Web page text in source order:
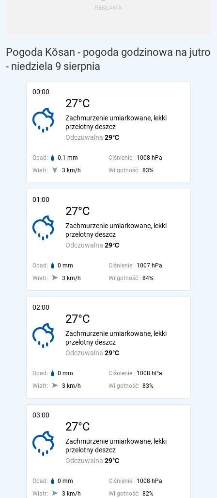
Pogoda Kŏsan - pogoda godzinowa na jutro
- niedziela 9 sierpnia
00:00
27°C
Odczuwalna 29°C
Zachmurzenie umiarkowane, lekki
przelotny deszcz
Opad: 0.1 mm Ciśnienie: 1008 hPa
Wiatr:
3 km/h Wilgotność: 83%
01:00
27°C
Odczuwalna 29°C
Zachmurzenie umiarkowane, lekki
przelotny deszcz
Opad: 0 mm Ciśnienie: 1007 hPa
Wiatr:
3 km/h Wilgotność: 84%
02:00
27°C
Odczuwalna 29°C
Zachmurzenie umiarkowane, lekki
przelotny deszcz
Opad: 0 mm Ciśnienie: 1008 hPa
Wiatr:
3 km/h Wilgotność: 83%
03:00
27°C
Odczuwalna 29°C
Zachmurzenie umiarkowane, lekki
przelotny deszcz
Opad: 0 mm Ciśnienie: 1008 hPa
Wiatr:
3 km/h Wilgotność: 82%